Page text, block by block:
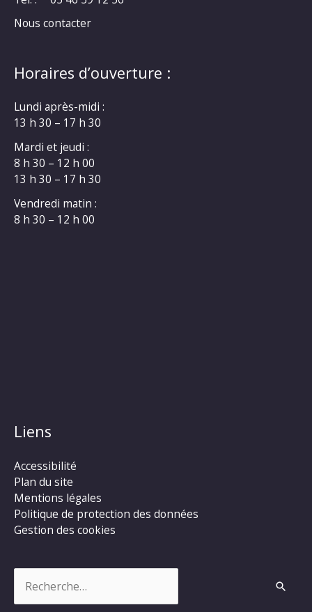
Nous contacter
Horaires d’ouverture :
Lundi après-midi :
13 h 30 – 17 h 30
Mardi et jeudi :
8 h 30 – 12 h 00
13 h 30 – 17 h 30
Vendredi matin :
8 h 30 – 12 h 00
Liens
Accessibilité
Plan du site
Mentions légales
Politique de protection des données
Gestion des cookies